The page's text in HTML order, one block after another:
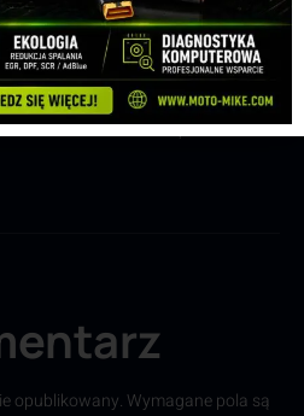
in voluptate velit esse cillum
Excepteur sint occaecat cupidatat
officia deserunt mollit anim id est
quis nostrud exercitation
ea commodo consequat.
opublikowany. Wymagane pola są